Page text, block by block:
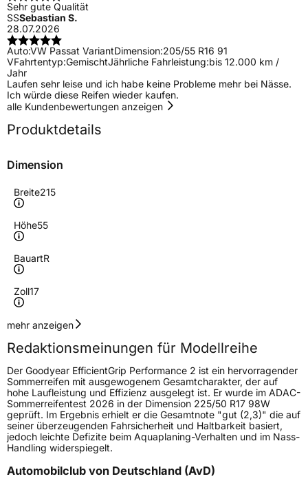
Sehr gute Qualität
SSSebastian S.
28.07.2026
Auto:VW Passat VariantDimension:205/55 R16 91
VFahrtentyp:GemischtJährliche Fahrleistung:bis 12.000 km /
Jahr
Laufen sehr leise und ich habe keine Probleme mehr bei Nässe.
Ich würde diese Reifen wieder kaufen.
alle Kundenbewertungen anzeigen
Produktdetails
Dimension
Breite215
Höhe55
BauartR
Zoll17
Geschwindigkeitsindex
Höchstgeschwindigkeit
270 km/h
Lastindex94
Höchstlast670 kg
Generelle Merkmale
FahrzeugtypPKW
mehr anzeigen
Redaktionsmeinungen für Modellreihe
Der Goodyear EfficientGrip Performance 2 ist ein hervorragender
Sommerreifen mit ausgewogenem Gesamtcharakter, der auf
hohe Laufleistung und Effizienz ausgelegt ist. Er wurde im ADAC-
Sommerreifentest 2026 in der Dimension 225/50 R17 98W
geprüft. Im Ergebnis erhielt er die Gesamtnote "gut (2,3)" die auf
seiner überzeugenden Fahrsicherheit und Haltbarkeit basiert,
jedoch leichte Defizite beim Aquaplaning-Verhalten und im Nass-
Handling widerspiegelt.
Automobilclub von Deutschland (AvD)